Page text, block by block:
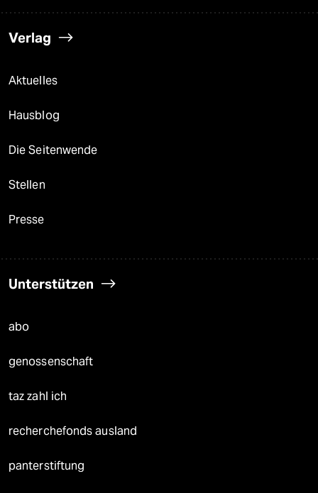
Verlag
Aktuelles
Hausblog
Die Seitenwende
Stellen
Presse
Unterstützen
abo
genossenschaft
taz zahl ich
recherchefonds ausland
panterstiftung